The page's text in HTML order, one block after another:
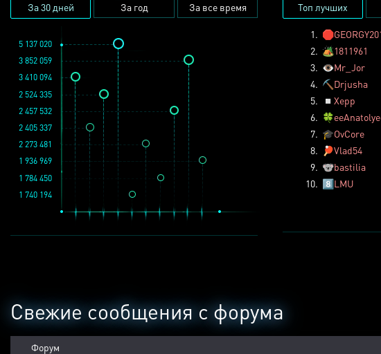
За 30 дней За год За все время
1 936 969
3 852 059
2 457 532
1 784 450
2 273 481
1 740 194
5 137 020
2 524 335
2 405 337
3 410 094
Топ лучших
1. 🛑
2. 🏕️1811961
3. 👁️Mr_Jor
4. ⛏️ Drjusha
5.
◽ Xepp
6. 🍀
7. 🎓OvCore
8.
🏓Vlad54
9. 🐨bastilia
10. 8️⃣LMU
Свежие сообщения с форума
Форум